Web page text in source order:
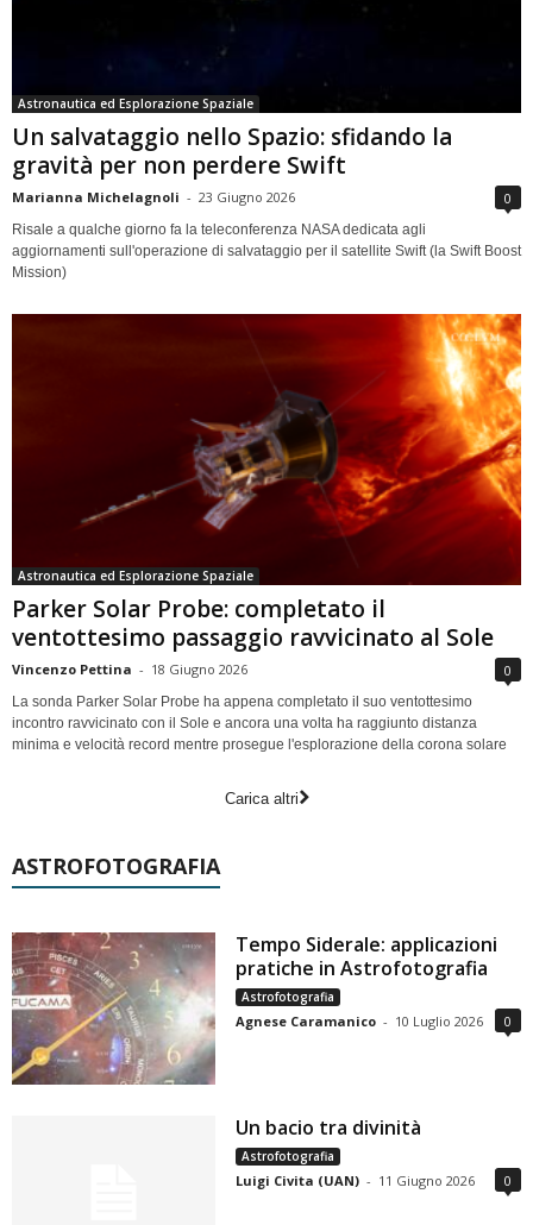
Astronautica ed Esplorazione Spaziale
Un salvataggio nello Spazio: sfidando la
gravità per non perdere Swift
Marianna Michelagnoli - 23 Giugno 2026 0
Risale a qualche giorno fa la teleconferenza NASA dedicata agli
aggiornamenti sull'operazione di salvataggio per il satellite Swift (la Swift Boost
Mission)
Astronautica ed Esplorazione Spaziale
Parker Solar Probe: completato il
ventottesimo passaggio ravvicinato al Sole
Vincenzo Pettina - 18 Giugno 2026 0
La sonda Parker Solar Probe ha appena completato il suo ventottesimo
incontro ravvicinato con il Sole e ancora una volta ha raggiunto distanza
minima e velocità record mentre prosegue l'esplorazione della corona solare
Carica altri
ASTROFOTOGRAFIA
Tempo Siderale: applicazioni
pratiche in Astrofotografia
Astrofotografia
Agnese Caramanico - 10 Luglio 2026 0
Un bacio tra divinità
Astrofotografia
Luigi Civita (UAN) - 11 Giugno 2026 0